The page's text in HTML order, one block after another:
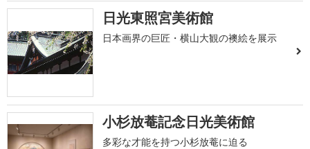
日光東照宮美術館
日本画界の巨匠・横山大観の襖絵を展示
小杉放菴記念日光美術館
多彩な才能を持つ小杉放菴に迫る